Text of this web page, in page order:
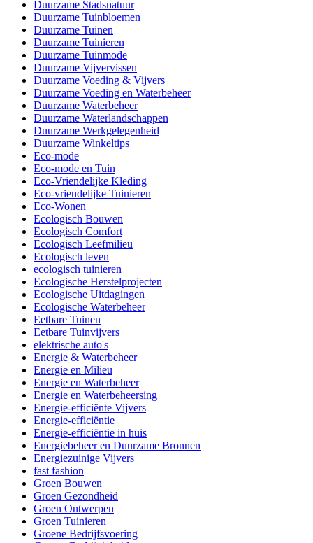
Duurzame Stadsnatuur
Duurzame Tuinbloemen
Duurzame Tuinen
Duurzame Tuinieren
Duurzame Tuinmode
Duurzame Vijvervissen
Duurzame Voeding & Vijvers
Duurzame Voeding en Waterbeheer
Duurzame Waterbeheer
Duurzame Waterlandschappen
Duurzame Werkgelegenheid
Duurzame Winkeltips
Eco-mode
Eco-mode en Tuin
Eco-Vriendelijke Kleding
Eco-vriendelijke Tuinieren
Eco-Wonen
Ecologisch Bouwen
Ecologisch Comfort
Ecologisch Leefmilieu
Ecologisch leven
ecologisch tuinieren
Ecologische Herstelprojecten
Ecologische Uitdagingen
Ecologische Waterbeheer
Eetbare Tuinen
Eetbare Tuinvijvers
elektrische auto's
Energie & Waterbeheer
Energie en Milieu
Energie en Waterbeheer
Energie en Waterbeheersing
Energie-efficiënte Vijvers
Energie-efficiëntie
Energie-efficiëntie in huis
Energiebeheer en Duurzame Bronnen
Energiezuinige Vijvers
fast fashion
Groen Bouwen
Groen Gezondheid
Groen Ontwerpen
Groen Tuinieren
Groene Bedrijfsvoering